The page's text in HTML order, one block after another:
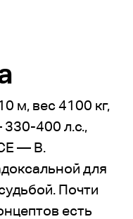
м, вес 4100 кг,
400 л.с.,
— B.
для
Почти
есть